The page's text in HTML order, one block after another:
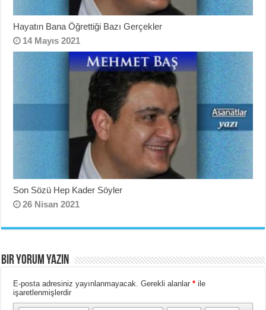
Hayatın Bana Öğrettiği Bazı Gerçekler
14 Mayıs 2021
Son Sözü Hep Kader Söyler
26 Nisan 2021
BIR YORUM YAZIN
E-posta adresiniz yayınlanmayacak. Gerekli alanlar* ile
işaretlenmişlerdir